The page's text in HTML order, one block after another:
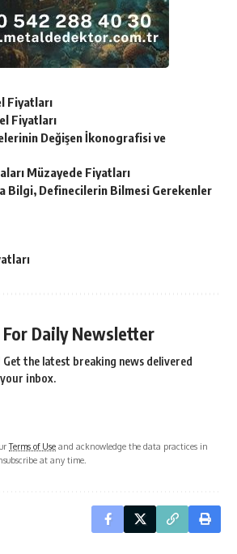
Fiyatları
Fiyatları
Değişen İkonografisi ve
Müzayede Fiyatları
Bilgi, Definecilerin Bilmesi Gerekenler
For Daily Newsletter
Get the latest breaking news delivered
inbox.
Terms of Use and acknowledge the data practices in
at any time.